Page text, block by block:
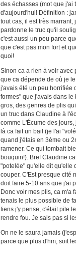
des échasses (mot que j'ai
d'aujourd'hui! Définition :
tout cas, il est très
pardonne le truc qu'il
c'est aussi un peu parce
que c'est pas mon fort et
quoi!
Sinon ca a rien à voir avec
que ca dépende de où je
j'avais été un peu horrifiée
formes" que j'avais dans
gros, des genres de plis
un truc dans Claudine à
comme L'Écume des
là ca fait un bail (je l'ai
quand j'étais en 3ème ou
ramener. Ce qui tombait
bouquin!). Bref Claudine
"potelée" qu'elle dit qu'elle
couper. C'Est presque cité
doit faire 5-10 ans que j'ai
Donc voir mes plis, ca m'a
tenais le plus possible de
tiens j'y pense, c'était pile
rendre fou. Je sais pas si
On ne le saura jamais
parce que plus d'hm, soit